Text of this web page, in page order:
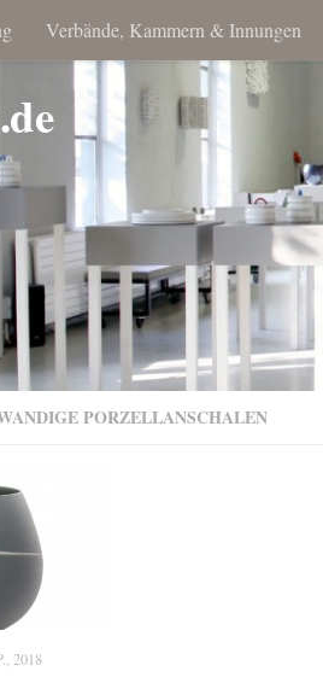
Verbände, Kammern & Innungen
PORZELLANSCHALEN
2018